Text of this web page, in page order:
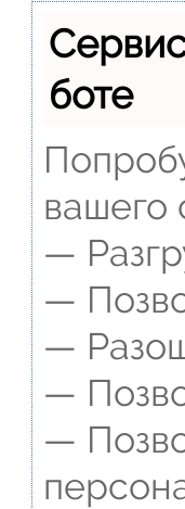
боте
вашего
—
—
—
—
—